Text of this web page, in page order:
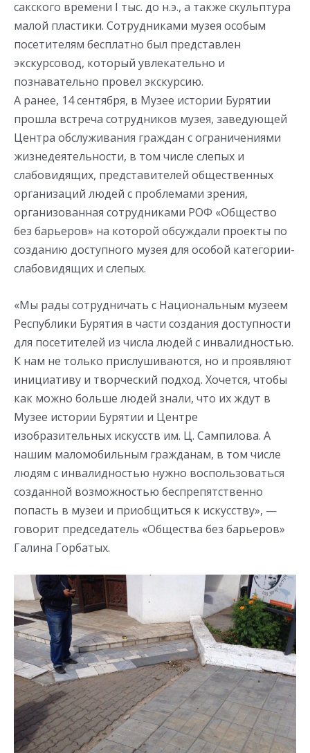
сакского времени I тыс. до н.э., а также скульптура
малой пластики. Сотрудниками музея особым
посетителям бесплатно был представлен
экскурсовод, который увлекательно и
познавательно провел экскурсию.
А ранее, 14 сентября, в Музее истории Бурятии
прошла встреча сотрудников музея, заведующей
Центра обслуживания граждан с ограничениями
жизнедеятельности, в том числе слепых и
слабовидящих, представителей общественных
организаций людей с проблемами зрения,
организованная сотрудниками РОФ «Общество
без барьеров» на которой обсуждали проекты по
созданию доступного музея для особой категории-
слабовидящих и слепых.
«Мы рады сотрудничать с Национальным музеем
Республики Бурятия в части создания доступности
для посетителей из числа людей с инвалидностью.
К нам не только прислушиваются, но и проявляют
инициативу и творческий подход. Хочется, чтобы
как можно больше людей знали, что их ждут в
Музее истории Бурятии и Центре
изобразительных искусств им. Ц. Сампилова. А
нашим маломобильным гражданам, в том числе
людям с инвалидностью нужно воспользоваться
созданной возможностью беспрепятственно
попасть в музеи и приобщиться к искусству», —
говорит председатель «Общества без барьеров»
Галина Горбатых.